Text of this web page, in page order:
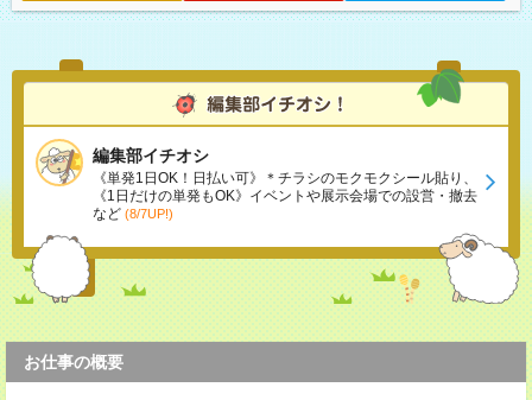
編集部イチオシ
《単発1日OK！日払い可》＊チラシのモクモクシール貼り、
《1日だけの単発もOK》イベントや展示会場での設営・撤去
など (8/7UP!)
お仕事の概要